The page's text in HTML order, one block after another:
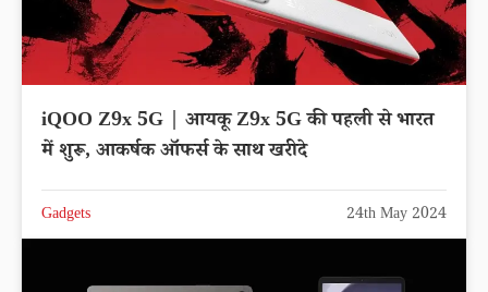
iQOO Z9x 5G | आयकू Z9x 5G की पहली से भारत
में शुरू, आकर्षक ऑफर्स के साथ खरीदे
Gadgets 24th May 2024